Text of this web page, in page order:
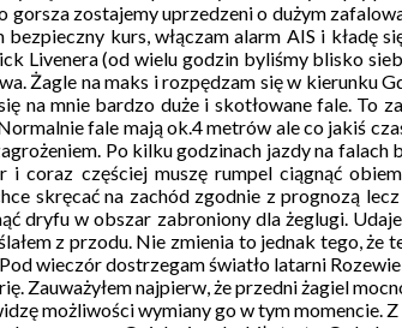
zostajemy uprzedzeni o dużym
kurs, włączam alarm AIS i kładę
Livenera (od wielu godzin byliśmy blisko
Żagle na maks i rozpędzam się w kierunku
na mnie bardzo duże i skotłowane fale. To
fale mają ok.4 metrów ale co jakiś
Po kilku godzinach jazdy na falach
coraz częściej muszę rumpel ciągnąć
skręcać na zachód zgodnie z prognozą
dryfu w obszar zabroniony dla żeglugi.
z przodu. Nie zmienia to jednak tego, że
wieczór dostrzegam światło latarni
Zauważyłem najpierw, że przedni żagiel
możliwości wymiany go w tym momencie.